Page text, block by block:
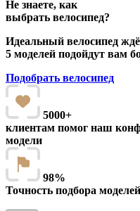
Не знаете, как
выбрать велосипед?
Идеальный велосипед
5 моделей подойдут вам
Подобрать велосипед
5000+
клиентам помог наш
модели
98%
Точность подбора